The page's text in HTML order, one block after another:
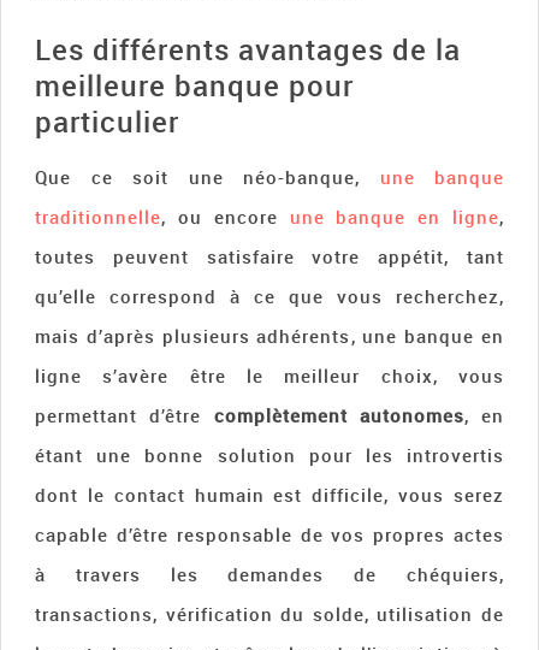
Les différents avantages de la
meilleure banque pour
particulier
Que ce soit une néo-banque, une banque
traditionnelle, ou encore une banque en ligne,
toutes peuvent satisfaire votre appétit, tant
qu’elle correspond à ce que vous recherchez,
mais d’après plusieurs adhérents, une banque en
ligne s’avère être le meilleur choix, vous
permettant d’être complètement autonomes, en
étant une bonne solution pour les introvertis
dont le contact humain est difficile, vous serez
capable d’être responsable de vos propres actes
à travers les demandes de chéquiers,
transactions, vérification du solde, utilisation de